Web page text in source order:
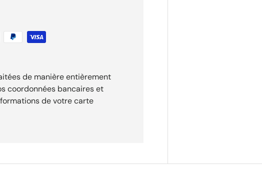
en matériaux de qualité. Sa
totale de 45 dents, compatible
Politique de
de manière entièrement
coordonnées bancaires et
de votre carte